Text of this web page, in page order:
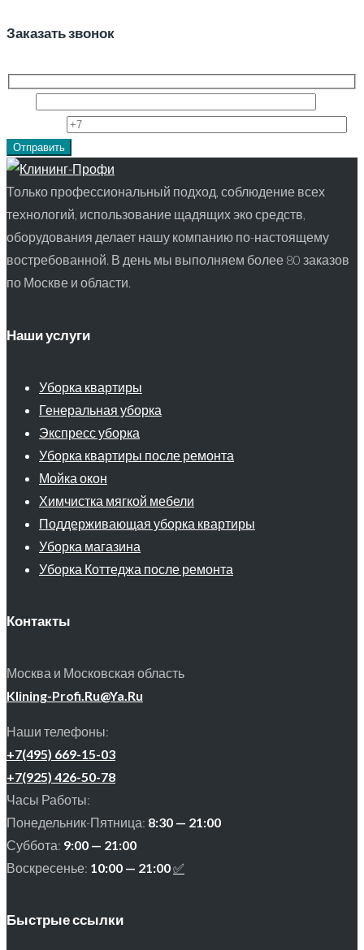
Заказать звонок
Только профессиональный подход, соблюдение всех
технологий, использование щадящих эко средств,
оборудования делает нашу компанию по-настоящему
востребованной. В день мы выполняем более 80 заказов
по Москве и области.
Наши услуги
Уборка квартиры
Генеральная уборка
Экспресс уборка
Уборка квартиры после ремонта
Мойка окон
Химчистка мягкой мебели
Поддерживающая уборка квартиры
Уборка магазина
Уборка Коттеджа после ремонта
Контакты
Москва и Московская область
Klining-Profi.Ru@Ya.Ru
Наши телефоны:
+7(495) 669-15-03
+7(925) 426-50-78
Часы Работы:
Понедельник-Пятница: 8:30 — 21:00
Суббота: 9:00 — 21:00
Воскресенье: 10:00 — 21:00✅
Быстрые ссылки